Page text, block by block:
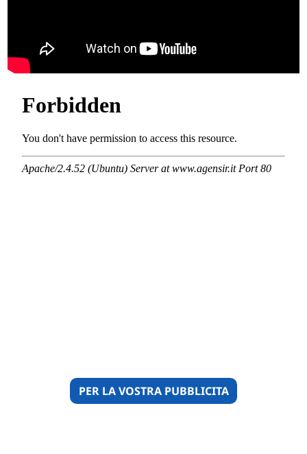
PER LA VOSTRA PUBBLICITA